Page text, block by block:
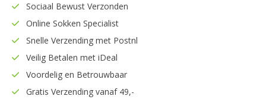
Sociaal Bewust Verzonden
Online Sokken Specialist
Snelle Verzending met Postnl
Veilig Betalen met iDeal
Voordelig en Betrouwbaar
Gratis Verzending vanaf 49,-